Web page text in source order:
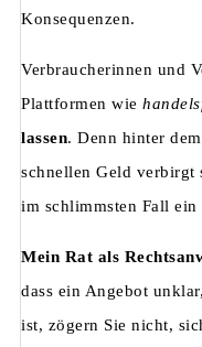
Konsequenzen.
Verbraucherinnen und
Plattformen wie
lassen. Denn hinter
schnellen Geld
im schlimmsten Fall ein
Mein Rat als
dass ein Angebot
ist, zögern Sie nicht,